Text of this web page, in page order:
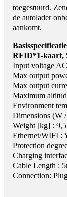
toegestuurd.
de autolader
aankomt.
RFID*1-kaart,
Input voltage
Max output
Max output
Maximum
Environment
Dimensions (W
Weight [kg] : 9,5
Ethernet/WIFI :
Protection
Charging
Cable Length :
Connection: